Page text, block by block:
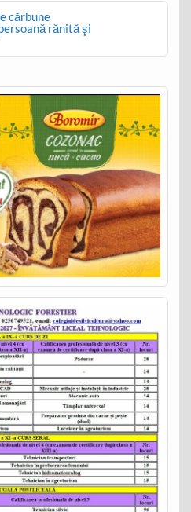
cărbune
rănită şi